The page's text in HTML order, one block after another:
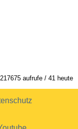
aufrufe / 41 heute